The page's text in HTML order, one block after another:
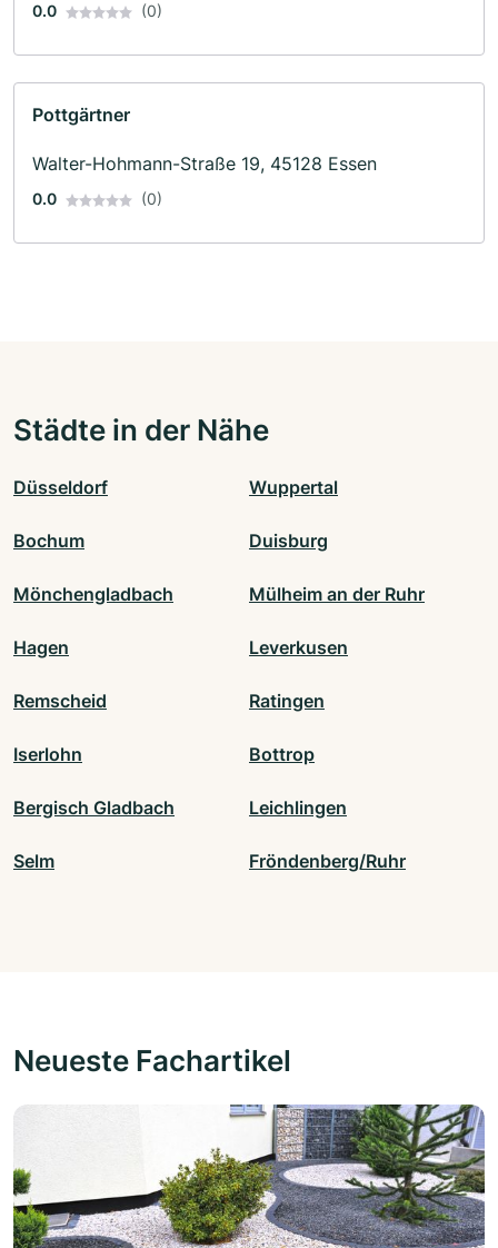
0.0 (0)
Pottgärtner
Walter-Hohmann-Straße 19, 45128 Essen
0.0 (0)
Städte in der Nähe
Düsseldorf Wuppertal
Bochum Duisburg
Mönchengladbach Mülheim an der Ruhr
Hagen Leverkusen
Remscheid Ratingen
Iserlohn Bottrop
Bergisch Gladbach Leichlingen
Selm Fröndenberg/Ruhr
Neueste Fachartikel